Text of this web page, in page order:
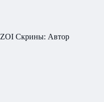
Скрины: Автор